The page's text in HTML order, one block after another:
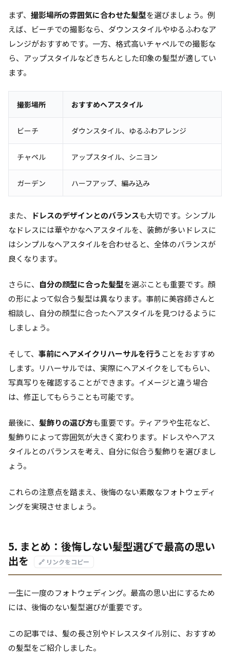
まず、 撮影場所の雰囲気に合わせた髪型を選びましょう。例
えば、ビーチでの撮影なら、ダウンスタイルやゆるふわなア
レンジがおすすめです。一方、格式高いチャペルでの撮影な
ら、アップスタイルなどきちんとした印象の髪型が適してい
ます。
撮影場所 おすすめヘアスタイル
ビーチ ダウンスタイル、ゆるふわアレンジ
チャペル アップスタイル、シニヨン
ガーデン ハーフアップ、編み込み
また、 ドレスのデザインとのバランスも大切です。シンプル
なドレスには華やかなヘアスタイルを、装飾が多いドレスに
はシンプルなヘアスタイルを合わせると、全体のバランスが
良くなります。
さらに、 自分の顔型に合った髪型を選ぶことも重要です。顔
の形によって似合う髪型は異なります。事前に美容師さんと
相談し、自分の顔型に合ったヘアスタイルを見つけるように
しましょう。
そして、 事前にヘアメイクリハーサルを行う ことをおすすめ
します。リハーサルでは、実際にヘアメイクをしてもらい、
写真写りを確認することができます。イメージと違う場合
は、修正してもらうことも可能です。
最後に、 髪飾りの選び方も重要です。ティアラや生花など、
髪飾りによって雰囲気が大きく変わります。ドレスやヘアス
タイルとのバランスを考え、自分に似合う髪飾りを選びまし
ょう。
これらの注意点を踏まえ、後悔のない素敵なフォトウェディ
ングを実現させましょう。
5. まとめ：後悔しない髪型選びで最高の思い
出を
🔗 リンクをコピー
一生に一度のフォトウェディング。最高の思い出にするため
には、後悔のない髪型選びが重要です。
この記事では、髪の長さ別やドレススタイル別に、おすすめ
の髪型をご紹介しました。